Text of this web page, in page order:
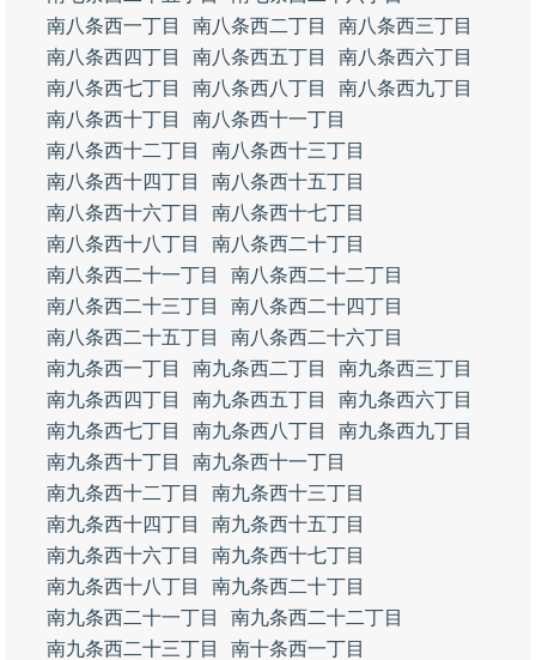
南八条西一丁目
南八条西二丁目
南八条西三丁目
南八条西四丁目
南八条西五丁目
南八条西六丁目
南八条西七丁目
南八条西八丁目
南八条西九丁目
南八条西十丁目
南八条西十一丁目
南八条西十二丁目
南八条西十三丁目
南八条西十四丁目
南八条西十五丁目
南八条西十六丁目
南八条西十七丁目
南八条西十八丁目
南八条西二十丁目
南八条西二十一丁目
南八条西二十二丁目
南八条西二十三丁目
南八条西二十四丁目
南八条西二十五丁目
南八条西二十六丁目
南九条西一丁目
南九条西二丁目
南九条西三丁目
南九条西四丁目
南九条西五丁目
南九条西六丁目
南九条西七丁目
南九条西八丁目
南九条西九丁目
南九条西十丁目
南九条西十一丁目
南九条西十二丁目
南九条西十三丁目
南九条西十四丁目
南九条西十五丁目
南九条西十六丁目
南九条西十七丁目
南九条西十八丁目
南九条西二十丁目
南九条西二十一丁目
南九条西二十二丁目
南九条西二十三丁目
南十条西一丁目